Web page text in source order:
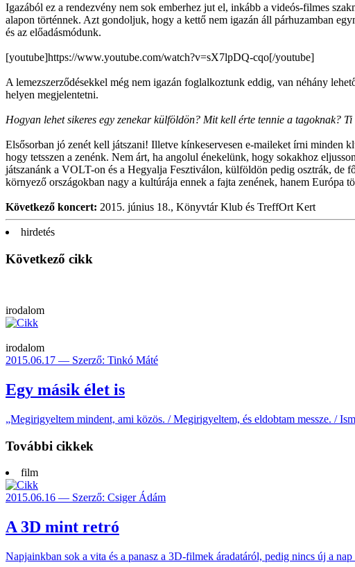
Igazából ez a rendezvény nem sok emberhez jut el, inkább a videós-filmes
alapon történnek. Azt gondoljuk, hogy a kettő nem igazán áll párhuzamban
és az előadásmódunk.
[youtube]https://www.youtube.com/watch?v=sX7lpDQ-cqo[/youtube]
A lemezszerződésekkel még nem igazán foglalkoztunk eddig, van néhány
helyen megjelentetni.
Hogyan lehet sikeres egy zenekar külföldön? Mit kell érte tennie a tagoknak?
Elsősorban jó zenét kell játszani! Illetve kínkeservesen e-maileket írni minden
hogy tetsszen a zenénk. Nem árt, ha angolul énekelünk, hogy sokakhoz
játszanánk a VOLT-on és a Hegyalja Fesztiválon, külföldön pedig osztrák, de
környező országokban nagy a kultúrája ennek a fajta zenének, hanem Európa
Következő koncert: 2015. június 18., Könyvtár Klub és TreffOrt Kert
hirdetés
Következő cikk
irodalom
irodalom
2015.06.17 — Szerző: Tinkó Máté
Egy másik élet is
„Megirigyeltem mindent, ami közös. / Megirigyeltem, és eldobtam messze. /
További cikkek
film
2015.06.16 — Szerző: Csiger Ádám
A 3D mint retró
Napjainkban sok a vita és a panasz a 3D-filmek áradatáról, pedig nincs új a